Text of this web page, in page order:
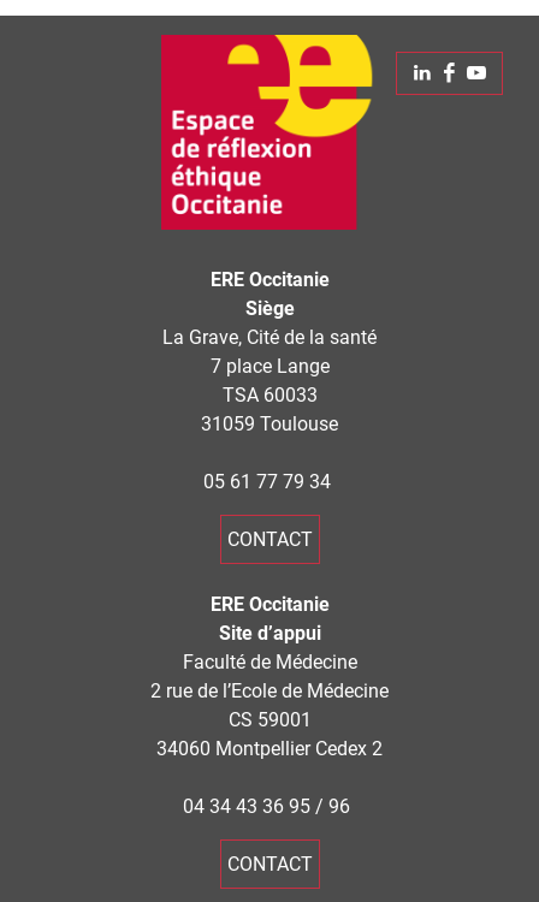
Linkedin
ERE Occitanie
Siège
La Grave, Cité de la santé
7 place Lange
TSA 60033
31059 Toulouse
05 61 77 79 34
CONTACT
ERE Occitanie
Site d’appui
Faculté de Médecine
2 rue de l’Ecole de Médecine
CS 59001
34060 Montpellier Cedex 2
04 34 43 36 95 / 96
CONTACT